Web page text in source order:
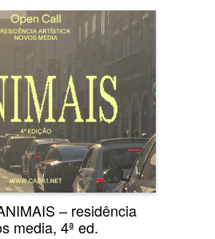
– residência
media, 4ª ed.